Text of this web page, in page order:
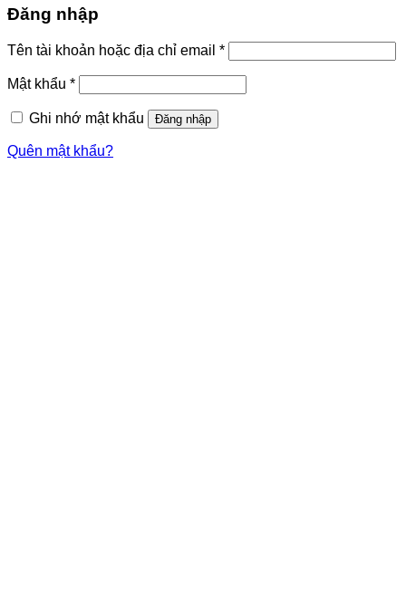
Đăng nhập
Tên tài khoản hoặc địa chỉ email *
Mật khẩu *
Ghi nhớ mật khẩu Đăng nhập
Quên mật khẩu?